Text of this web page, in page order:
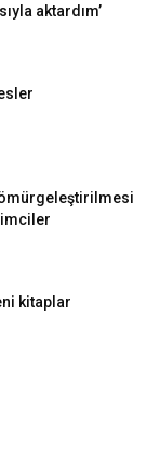
aktardım’
kitaplar